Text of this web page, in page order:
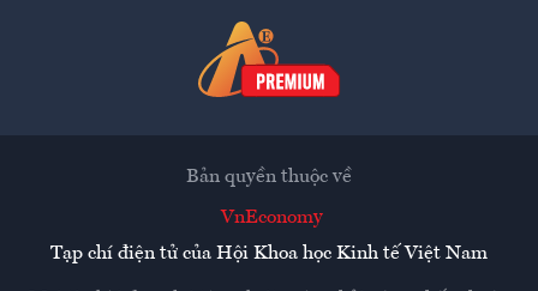
Bản quyền thuộc về
VnEconomy
Tạp chí điện tử của Hội Khoa học Kinh tế Việt Nam